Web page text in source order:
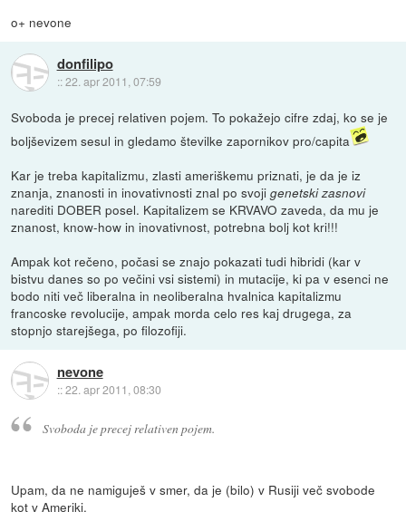
o+ nevone
donfilipo
::22. apr 2011, 07:59
Svoboda je precej relativen pojem. To pokažejo cifre zdaj, ko se je
boljševizem sesul in gledamo številke zapornikov pro/capita
Kar je treba kapitalizmu, zlasti ameriškemu priznati, je da je iz
znanja, znanosti in inovativnosti znal po svojigenetski zasnovi
narediti DOBER posel. Kapitalizem se KRVAVO zaveda, da mu je
znanost, know-how in inovativnost, potrebna bolj kot kri!!!
Ampak kot rečeno, počasi se znajo pokazati tudi hibridi (kar v
bistvu danes so po večini vsi sistemi) in mutacije, ki pa v esenci ne
bodo niti več liberalna in neoliberalna hvalnica kapitalizmu
francoske revolucije, ampak morda celo res kaj drugega, za
stopnjo starejšega, po filozofiji.
nevone
::22. apr 2011, 08:30
Svoboda je precej relativen pojem.
Upam, da ne namiguješ v smer, da je (bilo) v Rusiji več svobode
kot v Ameriki.